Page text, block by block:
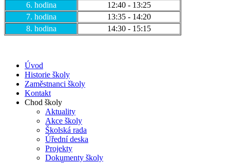
6. hodina
12:40 - 13:25
7. hodina
13:35 - 14:20
8. hodina
14:30 - 15:15
Úvod
Historie školy
Zaměstnanci školy
Kontakt
Chod školy
Aktuality
Akce školy
Školská rada
Úřední deska
Projekty
Dokumenty školy